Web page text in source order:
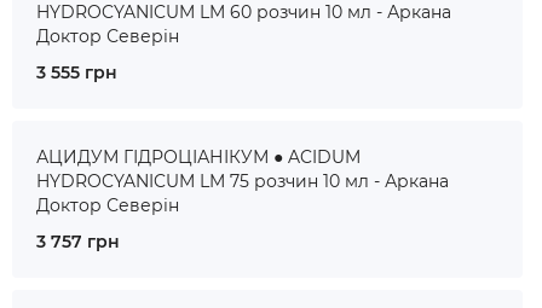
HYDROCYANICUM LM 60 розчин 10 мл - Аркана
Доктор Северін
3 555 грн
АЦИДУМ ГІДРОЦІАНІКУМ ● ACIDUM
HYDROCYANICUM LM 75 розчин 10 мл - Аркана
Доктор Северін
3 757 грн